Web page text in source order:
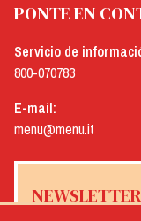
PONTE EN
Servicio de
800-070783
E-mail:
menu@menu.it